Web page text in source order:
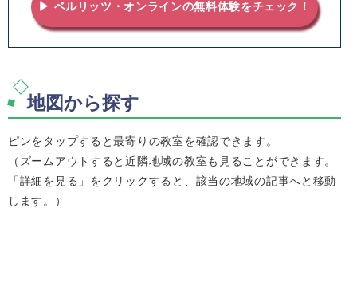
▶ ベルリッツ・オンラインの無料体験をチェック！
地図から探す
ピンをタップすると最寄りの教室を確認できます。
（ズームアウトすると近隣地域の教室も見ることができます。
「詳細を見る」をクリックすると、該当の地域の記事へと移動
します。）